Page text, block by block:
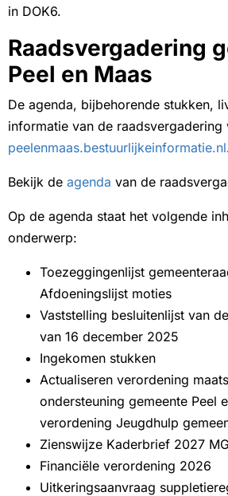
in DOK6.
Raadsvergadering
Peel en Maas
De agenda, bijbehorende stukken,
informatie van de raadsvergadering
peelenmaas.bestuurlijkeinformatie.nl
Bekijk de agenda van de
Op de agenda staat het volgende
onderwerp:
Toezeggingenlijst
Afdoeningslijst moties
Vaststelling besluitenlijst van
van 16 december 2025
Ingekomen stukken
Actualiseren verordening
ondersteuning gemeente Peel
verordening Jeugdhulp
Zienswijze Kaderbrief 2027
Financiële verordening 2026
Uitkeringsaanvraag